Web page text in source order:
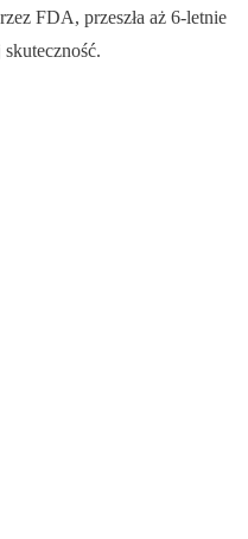
FDA, przeszła aż 6-letnie